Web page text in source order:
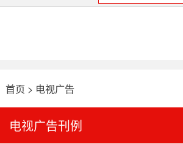
山西
海南 陕西
首页 > 电视广告
电视广告刊例